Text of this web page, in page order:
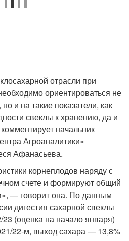
отрасли при
ориентироваться не
и на такие показатели, как
свеклы к хранению, да и
начальник
Агроаналитики»
Афанасьева.
корнеплодов наряду с
счете и формируют общий
— говорит она. По данным
дигестия сахарной свеклы
(оценка на начало января)
22-м, выход сахара — 13,8%